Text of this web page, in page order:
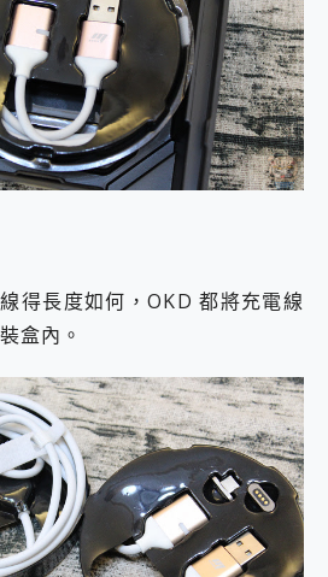
得長度如何，OKD 都將充電線
盒內。